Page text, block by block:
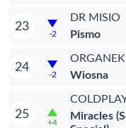
23
-2
DR MISIO
Pismo
24
-2
ORGANEK
Wiosna
25
+4
Miracles